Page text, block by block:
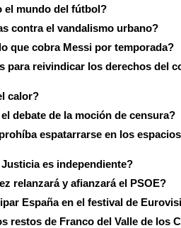
el mundo del fútbol?
contra el vandalismo urbano?
que cobra Messi por temporada?
para reivindicar los derechos del
calor?
debate de la moción de censura?
espatarrarse en los espacios
es independiente?
relanzará y afianzará el PSOE?
España en el festival de
restos de Franco del Valle de los